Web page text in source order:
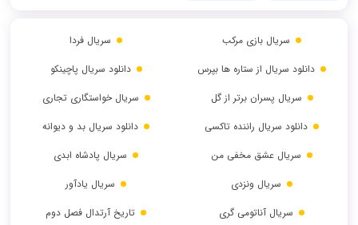
سریال بازی مرکب
دانلود سریال از ستاره ها بپرس
سریال پسران برتر از گل
دانلود سریال راننده تاکسی
سریال عشق مخفی من
سریال ونزدی
سریال آناتومی گری
سریال فردا
دانلود سریال پاچینکو
سریال خواستگاری تجاری
دانلود سریال بد و دیوانه
سریال پادشاه ابدی
سریال یادآور
تاریخ آرتدال فصل دوم